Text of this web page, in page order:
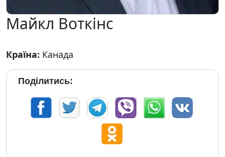
Майкл Воткінс
Країна: Канада
Поділитись: